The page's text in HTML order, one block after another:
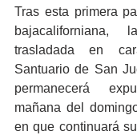
Tras esta primera
trasladada en
Santuario de San
permanecerá
mañana del
en que continuará